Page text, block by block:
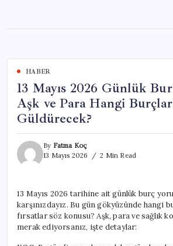
content
HABER
13 Mayıs 2026 Günlük
Aşk ve Para Hangi
Güldürecek?
By Fatma Koç
13 Mayıs 2026
2 Min Read
13 Mayıs 2026 tarihine ait günlük burç
karşınızdayız. Bu gün gökyüzünde hangi
fırsatlar söz konusu? Aşk, para ve sağlık
merak ediyorsanız, işte detaylar: